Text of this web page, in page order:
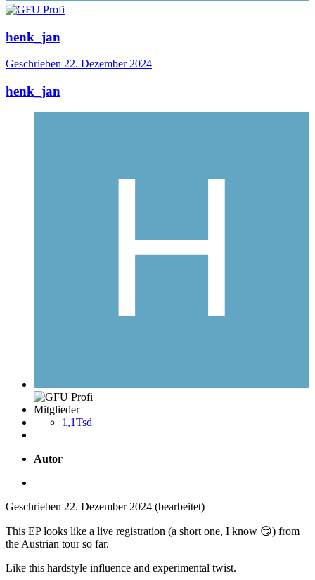
henk_jan
Geschrieben 22. Dezember 2024
henk_jan
Mitglieder
1,1Tsd
Autor
Geschrieben 22. Dezember 2024 (bearbeitet)
This EP looks like a live registration (a short one, I know 😏) from
the Austrian tour so far.
Like this hardstyle influence and experimental twist.